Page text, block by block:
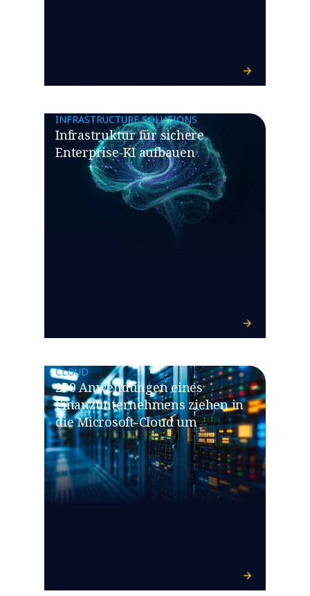
INFRASTRUCTURE SOLUTIONS
Infrastruktur für sichere
Enterprise-KI aufbauen
CLOUD
200 Anwendungen eines
Finanzunternehmens ziehen in
die Microsoft-Cloud um